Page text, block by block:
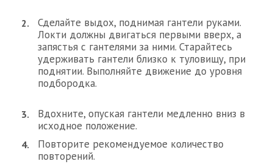
Сделайте выдох, поднимая гантели руками.
Локти должны двигаться первыми вверх, а
запястья с гантелями за ними. Старайтесь
удерживать гантели близко к туловищу, при
поднятии. Выполняйте движение до уровня
подбородка.
Вдохните, опуская гантели медленно вниз в
исходное положение.
Повторите рекомендуемое количество
повторений.